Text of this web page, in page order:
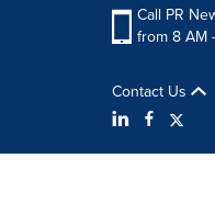
Call PR
from 8 AM
Contact Us